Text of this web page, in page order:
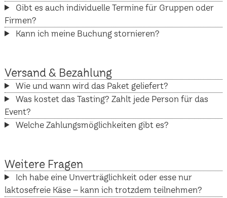
Gibt es auch individuelle Termine für Gruppen oder
Firmen?
Kann ich meine Buchung stornieren?
Versand & Bezahlung
Wie und wann wird das Paket geliefert?
Was kostet das Tasting? Zahlt jede Person für das
Event?
Welche Zahlungsmöglichkeiten gibt es?
Weitere Fragen
Ich habe eine Unverträglichkeit oder esse nur
laktosefreie Käse – kann ich trotzdem teilnehmen?